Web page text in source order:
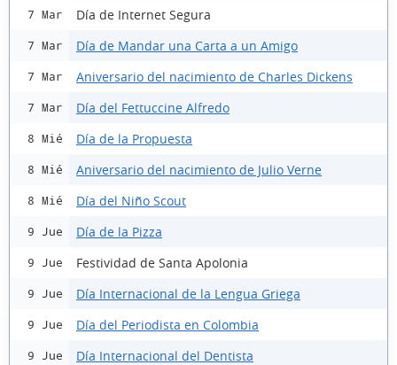
7 Mar Día de Internet Segura
7 Mar Día de Mandar una Carta a un Amigo
7 Mar Aniversario del nacimiento de Charles Dickens
7 Mar Día del Fettuccine Alfredo
8 Mié Día de la Propuesta
8 Mié Aniversario del nacimiento de Julio Verne
8 Mié Día del Niño Scout
9 Jue Día de la Pizza
9 Jue Festividad de Santa Apolonia
9 Jue Día Internacional de la Lengua Griega
9 Jue Día del Periodista en Colombia
9 Jue Día Internacional del Dentista